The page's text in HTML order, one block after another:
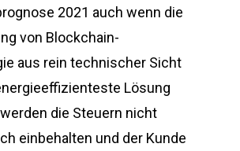
2021 auch wenn die
von Blockchain-
aus rein technischer Sicht
Lösung
die Steuern nicht
einbehalten und der Kunde